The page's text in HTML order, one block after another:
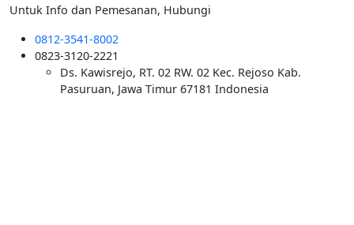
Untuk Info dan Pemesanan, Hubungi
0812-3541-8002
0823-3120-2221
Ds. Kawisrejo, RT. 02 RW. 02 Kec. Rejoso Kab.
Pasuruan, Jawa Timur 67181 Indonesia